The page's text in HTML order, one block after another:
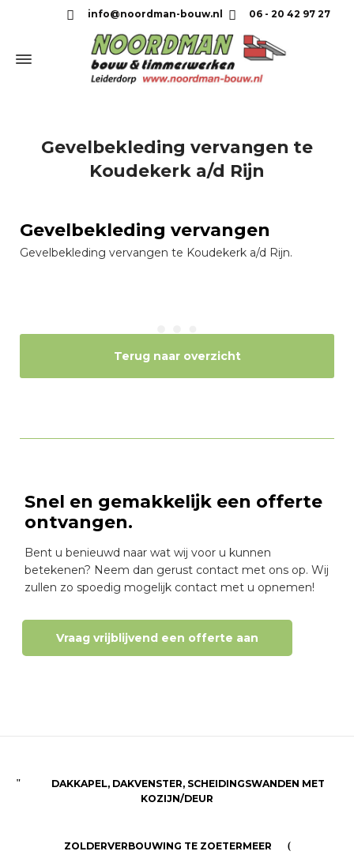
info@noordman-bouw.nl 06 - 20 42 97 27
Gevelbekleding vervangen te
Koudekerk a/d Rijn
Gevelbekleding vervangen
Gevelbekleding vervangen te Koudekerk a/d Rijn.
Terug naar overzicht
Snel en gemakkelijk een offerte
ontvangen.
Bent u benieuwd naar wat wij voor u kunnen
betekenen? Neem dan gerust contact met ons op. Wij
zullen zo spoedig mogelijk contact met u opnemen!
Vraag vrijblijvend een offerte aan
DAKKAPEL, DAKVENSTER, SCHEIDINGSWANDEN MET
KOZIJN/DEUR
ZOLDERVERBOUWING TE ZOETERMEER